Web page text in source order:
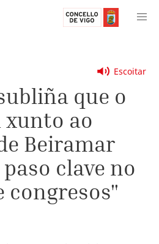
Escoitar
que o
xunto ao
Beiramar
clave no
congresos"